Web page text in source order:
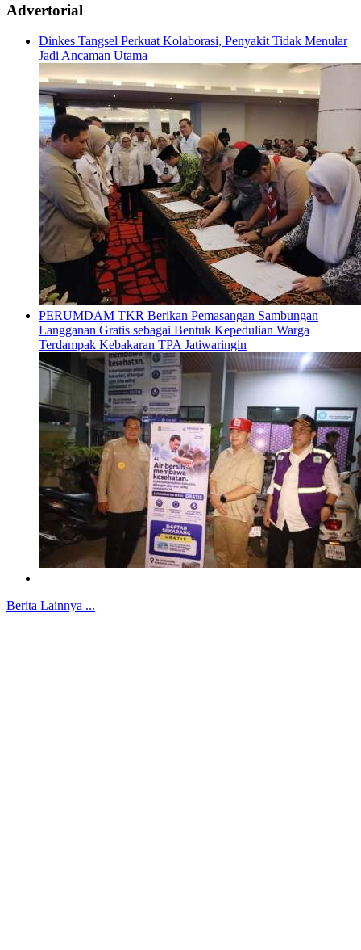
Advertorial
Dinkes Tangsel Perkuat Kolaborasi, Penyakit Tidak Menular
Jadi Ancaman Utama
PERUMDAM TKR Berikan Pemasangan Sambungan
Langganan Gratis sebagai Bentuk Kepedulian Warga
Terdampak Kebakaran TPA Jatiwaringin
Berita Lainnya ...